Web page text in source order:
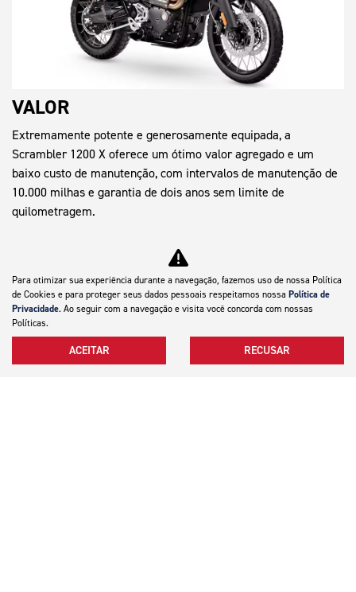
VALOR
Extremamente potente e generosamente equipada, a
Scrambler 1200 X oferece um ótimo valor agregado e um
baixo custo de manutenção, com intervalos de manutenção de
10.000 milhas e garantia de dois anos sem limite de
quilometragem.
VER TELEFONES
AGENDE SEU TEST RIDE
Para otimizar sua experiência durante a navegação, fazemos uso de nossa Política
de Cookies e para proteger seus dados pessoais respeitamos nossa Política de
Privacidade. Ao seguir com a navegação e visita você concorda com nossas
Políticas.
ACEITAR RECUSAR